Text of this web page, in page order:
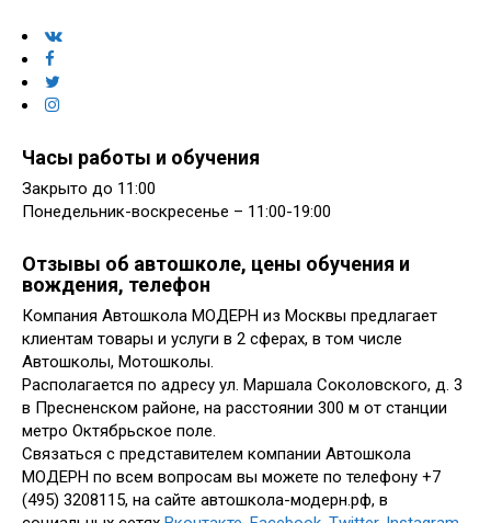
Часы работы и обучения
Закрыто до 11:00
Понедельник-воскресенье – 11:00-19:00
Отзывы об автошколе, цены обучения и
вождения, телефон
Компания Автошкола МОДЕРН из Москвы предлагает
клиентам товары и услуги в 2 сферах, в том числе
Автошколы, Мотошколы.
Располагается по адресу ул. Маршала Соколовского, д. 3
в Пресненском районе, на расстоянии 300 м от станции
метро Октябрьское поле.
Связаться с представителем компании Автошкола
МОДЕРН по всем вопросам вы можете по телефону +7
(495) 3208115, на сайте автошкола-модерн.рф, в